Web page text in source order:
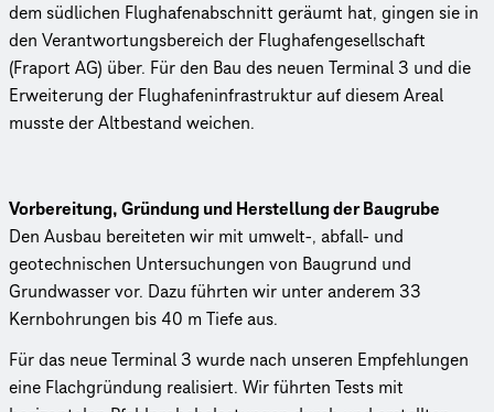
dem südlichen Flughafenabschnitt geräumt hat, gingen sie in
den Verantwortungsbereich der Flughafengesellschaft
(Fraport AG) über. Für den Bau des neuen Terminal 3 und die
Erweiterung der Flughafeninfrastruktur auf diesem Areal
musste der Altbestand weichen.
Vorbereitung, Gründung und Herstellung der Baugrube
Den Ausbau bereiteten wir mit umwelt-, abfall- und
geotechnischen Untersuchungen von Baugrund und
Grundwasser vor. Dazu führten wir unter anderem 33
Kernbohrungen bis 40 m Tiefe aus.
Für das neue Terminal 3 wurde nach unseren Empfehlungen
eine Flachgründung realisiert. Wir führten Tests mit